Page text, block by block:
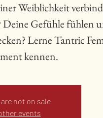
Weiblichkeit
Gefühle fühlen
Lerne Tantric
kennen.
not on sale
events